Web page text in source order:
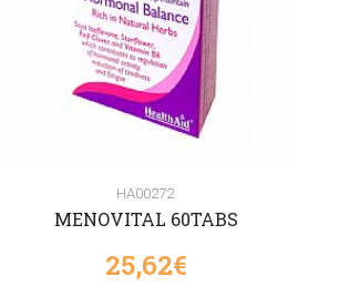
HA00272
MENOVITAL 60TABS
25,62€